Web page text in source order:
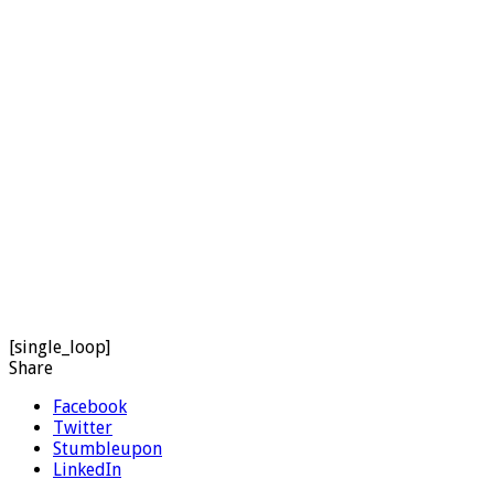
[single_loop]
Share
Facebook
Twitter
Stumbleupon
LinkedIn